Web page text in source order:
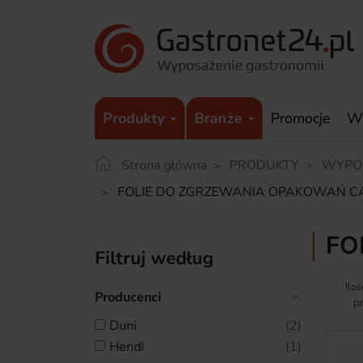
Produkty Branże Promocje
Strona główna PRODUKTY
FOLIE DO ZGRZEWANIA OPAKOWAŃ
Filtruj według
Producenci
duni
2
hendi
1